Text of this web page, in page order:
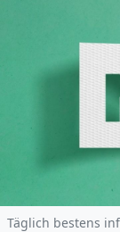
Täglich bestens